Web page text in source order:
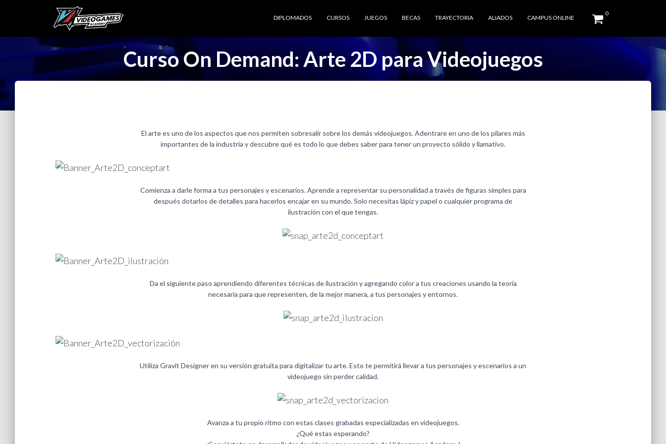
DIPLOMADOS CURSOS JUEGOS BECAS TRAYECTORIA ALIADOS CAMPUS ONLINE
0
Curso On Demand: Arte 2D para Videojuegos
El arte es uno de los aspectos que nos permiten sobresalir sobre los demás videojuegos. Adentrare en uno de los pilares más
importantes de la industria y descubre qué es todo lo que debes saber para tener un proyecto sólido y llamativo.
Comienza a darle forma a tus personajes y escenarios. Aprende a representar su personalidad a través de figuras simples para
después dotarlos de detalles para hacerlos encajar en su mundo. Solo necesitas lápiz y papel o cualquier programa de
ilustración con el que tengas.
Da el siguiente paso aprendiendo diferentes técnicas de ilustración y agregando color a tus creaciones usando la teoría
necesaria para que representen, de la mejor manera, a tus personajes y entornos.
Utiliza Gravit Designer en su versión gratuita para digitalizar tu arte. Esto te permitirá llevar a tus personajes y escenarios a un
videojuego sin perder calidad.
Avanza a tu propio ritmo con estas clases grabadas especializadas en videojuegos.
¿Qué estas esperando?